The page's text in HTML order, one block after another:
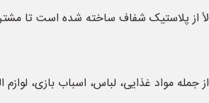
پلاستیک شفاف ساخته شده است تا
جمله مواد غذایی، لباس، اسباب بازی،